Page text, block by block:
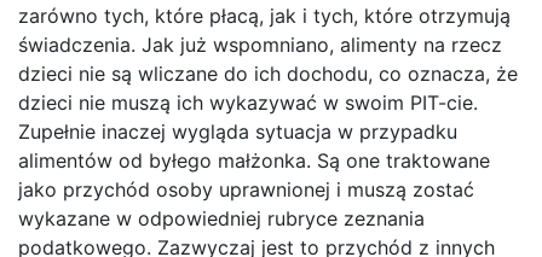
zarówno tych, które płacą, jak i tych, które otrzymują
świadczenia. Jak już wspomniano, alimenty na rzecz
dzieci nie są wliczane do ich dochodu, co oznacza, że
dzieci nie muszą ich wykazywać w swoim PIT-cie.
Zupełnie inaczej wygląda sytuacja w przypadku
alimentów od byłego małżonka. Są one traktowane
jako przychód osoby uprawnionej i muszą zostać
wykazane w odpowiedniej rubryce zeznania
podatkowego. Zazwyczaj jest to przychód z innych